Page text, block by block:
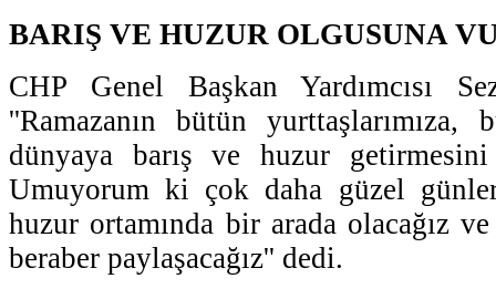
BARIŞ VE HUZUR OLGUSUNA
CHP Genel Başkan Yardımcısı
''Ramazanın bütün
dünyaya barış ve huzur
Umuyorum ki çok daha güzel
huzur ortamında bir arada olacağız ve
beraber paylaşacağız'' dedi.